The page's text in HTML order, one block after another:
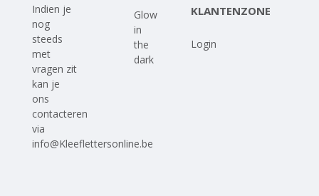
Indien je
nog
steeds
met
vragen zit
kan je
ons
contacteren
via
info@Kleeflettersonline.be
Glow
in
the
dark
KLANTENZONE
Login